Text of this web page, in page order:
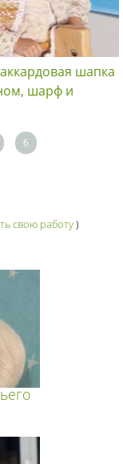
шапка
шарф и
6
свою работу)